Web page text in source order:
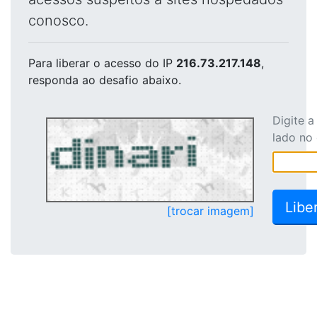
conosco.
Para liberar o acesso do IP 216.73.217.148,
responda ao desafio abaixo.
[trocar imagem]
Digite
lado no